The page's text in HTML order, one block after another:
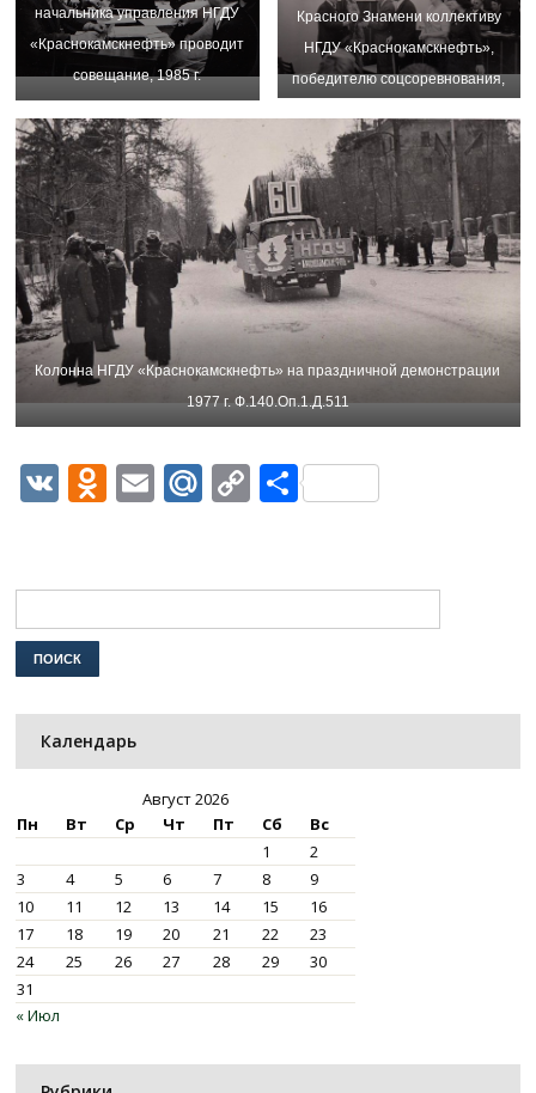
начальника управления НГДУ
«Краснокамскнефть» проводит
совещание, 1985 г.
Красного Знамени коллективу
НГДУ «Краснокамскнефть»,
победителю соцсоревнования,
Колонна НГДУ «Краснокамскнефть» на праздничной демонстрации
1977 г. Ф.140.Оп.1.Д.511
VK Odnoklassniki
EmailMail.Ru
CopyОтправить
Календарь
Август 2026
Пн
Вт Ср Чт Пт Сб
Вс
1
2
3
4 5 6 7 8
9
10
11 12 13 14 15
16
17
18 19 20 21 22
23
24
25 26 27 28 29
30
31
« Июл